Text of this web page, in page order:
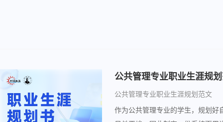
公共管理专业职业生涯规
公共管理专业职业生涯规划范文
作为公共管理专业的学生，规划好